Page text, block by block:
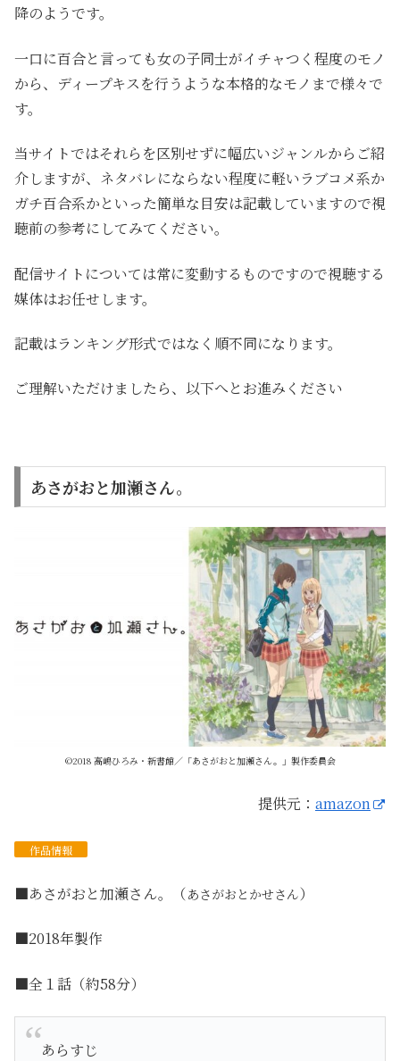
降のようです。
一口に百合と言っても女の子同士がイチャつく程度のモノ
から、ディープキスを行うような本格的なモノまで様々で
す。
当サイトではそれらを区別せずに幅広いジャンルからご紹
介しますが、ネタバレにならない程度に軽いラブコメ系か
ガチ百合系かといった簡単な目安は記載していますので視
聴前の参考にしてみてください。
配信サイトについては常に変動するものですので視聴する
媒体はお任せします。
記載はランキング形式ではなく順不同になります。
ご理解いただけましたら、以下へとお進みください
あさがおと加瀬さん。
©2018 高嶋ひろみ・新書館／「あさがおと加瀬さん。」製作委員会
提供元： amazon
作品情報
■あさがおと加瀬さん。（あさがおとかせさん）
■2018年製作
■全１話（約58分）
あらすじ